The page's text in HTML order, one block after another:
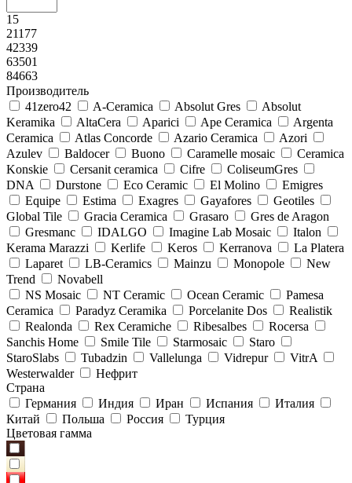
15
21177
42339
63501
84663
Производитель
41zero42
A-Ceramica Absolut Gres
Absolut
Keramika
AltaCera Aparici Ape Ceramica
Argenta
Ceramica
Atlas Concorde Azario Ceramica
Azori
Azulev
Baldocer Buono Caramelle mosaic
Ceramica
Konskie
Cersanit ceramica Cifre
ColiseumGres
DNA
Durstone Eco Ceramic El Molino
Emigres
Equipe
Estima Exagres Gayafores
Geotiles
Global Tile
Gracia Ceramica Grasaro
Gres de Aragon
Gresmanc
IDALGO Imagine Lab Mosaic
Italon
Kerama Marazzi
Kerlife Keros Kerranova
La Platera
Laparet
LB-Ceramics Mainzu Monopole
New
Trend
Novabell
NS Mosaic
NT Ceramic Ocean Ceramic
Pamesa
Ceramica
Paradyz Сeramika Porcelanite Dos
Realistik
Realonda
Rex Ceramiche Ribesalbes
Rocersa
Sanchis Home
Smile Tile Starmosaic
Staro
StaroSlabs
Tubadzin Vallelunga Vidrepur
VitrA
Westerwalder
Нефрит
Страна
Германия
Индия Иран Испания
Италия
Китай
Польша Россия
Турция
Цветовая гамма